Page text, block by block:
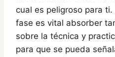
cual es peligroso para
fase es vital absorber
sobre la técnica y
para que se pueda